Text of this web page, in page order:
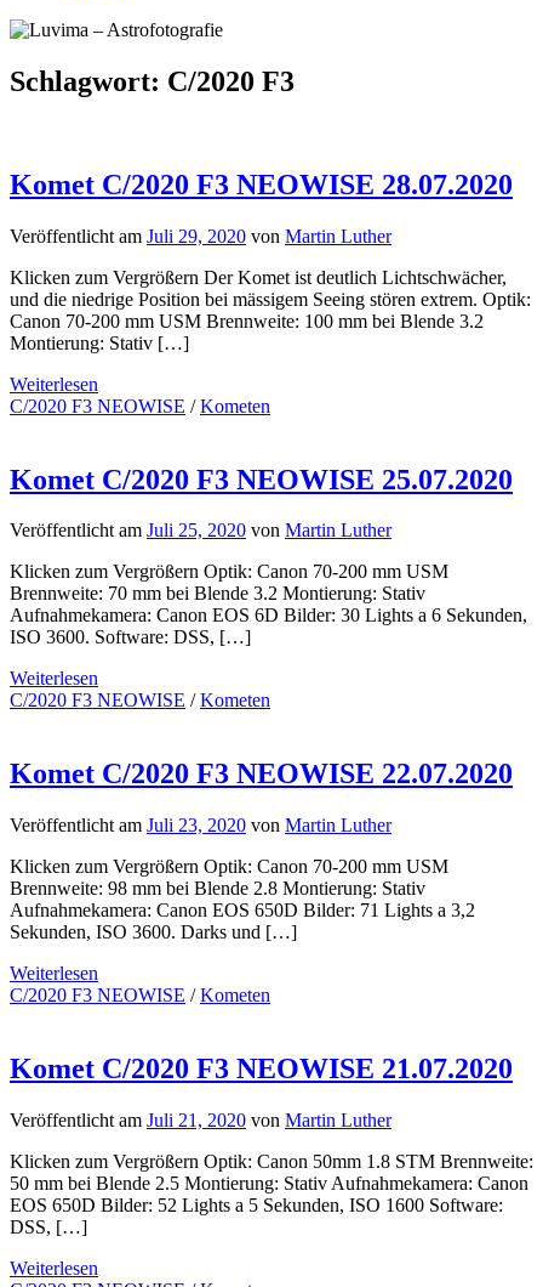
Schlagwort: C/2020 F3
Komet C/2020 F3 NEOWISE 28.07.2020
Veröffentlicht am Juli 29, 2020 von Martin Luther
Klicken zum Vergrößern Der Komet ist deutlich Lichtschwächer,
und die niedrige Position bei mässigem Seeing stören extrem. Optik:
Canon 70-200 mm USM Brennweite: 100 mm bei Blende 3.2
Montierung: Stativ […]
Weiterlesen
C/2020 F3 NEOWISE /Kometen
Komet C/2020 F3 NEOWISE 25.07.2020
Veröffentlicht am Juli 25, 2020 von Martin Luther
Klicken zum Vergrößern Optik: Canon 70-200 mm USM
Brennweite: 70 mm bei Blende 3.2 Montierung: Stativ
Aufnahmekamera: Canon EOS 6D Bilder: 30 Lights a 6 Sekunden,
ISO 3600. Software: DSS, […]
Weiterlesen
C/2020 F3 NEOWISE /Kometen
Komet C/2020 F3 NEOWISE 22.07.2020
Veröffentlicht am Juli 23, 2020 von Martin Luther
Klicken zum Vergrößern Optik: Canon 70-200 mm USM
Brennweite: 98 mm bei Blende 2.8 Montierung: Stativ
Aufnahmekamera: Canon EOS 650D Bilder: 71 Lights a 3,2
Sekunden, ISO 3600. Darks und […]
Weiterlesen
C/2020 F3 NEOWISE /Kometen
Komet C/2020 F3 NEOWISE 21.07.2020
Veröffentlicht am Juli 21, 2020 von Martin Luther
Klicken zum Vergrößern Optik: Canon 50mm 1.8 STM Brennweite:
50 mm bei Blende 2.5 Montierung: Stativ Aufnahmekamera: Canon
EOS 650D Bilder: 52 Lights a 5 Sekunden, ISO 1600 Software:
DSS, […]
Weiterlesen